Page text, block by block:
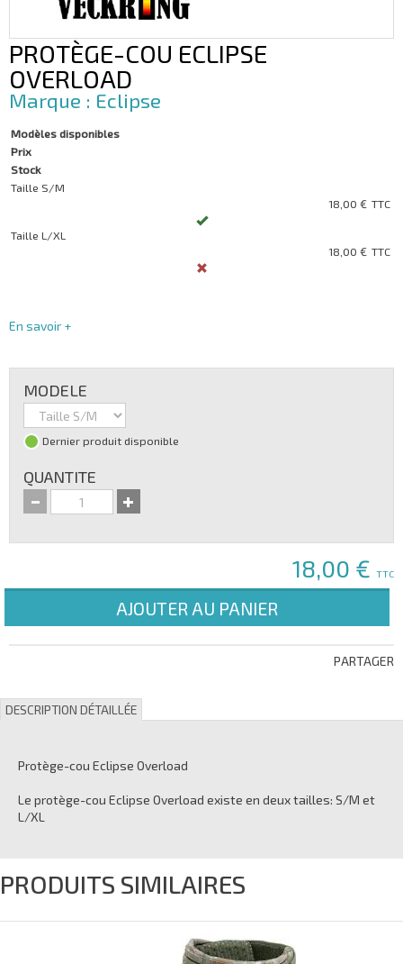
PROTÈGE-COU ECLIPSE
OVERLOAD
Eclipse
Modèles disponibles
Prix
Stock
Taille S/M
18,00 € TTC
Taille L/XL
18,00 € TTC
En savoir +
MODELE
Dernier produit disponible
QUANTITE
18,00 € TTC
AJOUTER AU PANIER
PARTAGER
DESCRIPTION DÉTAILLÉE
Protège-cou Eclipse Overload
Le protège-cou Eclipse Overload existe en deux tailles: S/M et
L/XL
PRODUITS SIMILAIRES